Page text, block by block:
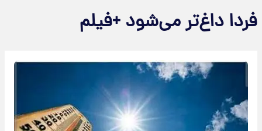
فردا داغ‌تر می‌شود +فیلم